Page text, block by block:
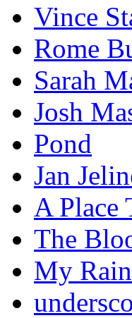
Vince
Rome
Sarah
Josh
Pond
Jan
A Place
The
My